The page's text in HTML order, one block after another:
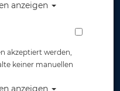
anzeigen
akzeptiert werden,
keiner manuellen
anzeigen